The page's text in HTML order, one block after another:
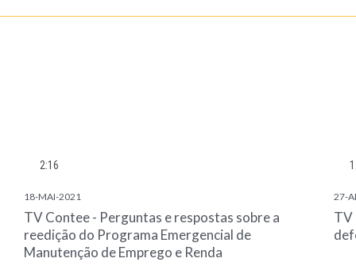
2:16
18-MAI-2021
TV Contee - Perguntas e respostas sobre a
reedição do Programa Emergencial de
Manutenção de Emprego e Renda
27-
TV